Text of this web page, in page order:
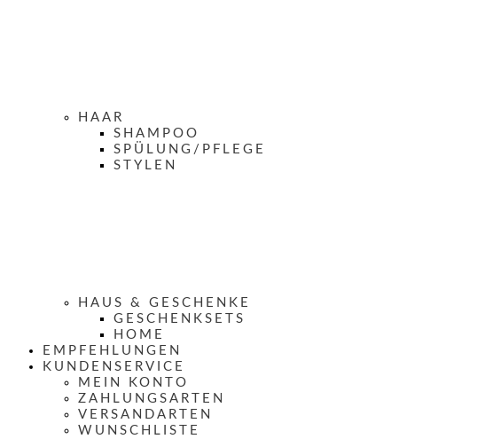
HAAR
SHAMPOO
SPÜLUNG/PFLEGE
STYLEN
HAUS & GESCHENKE
GESCHENKSETS
HOME
EMPFEHLUNGEN
KUNDENSERVICE
MEIN KONTO
ZAHLUNGSARTEN
VERSANDARTEN
WUNSCHLISTE